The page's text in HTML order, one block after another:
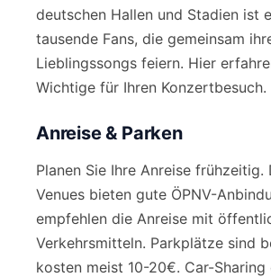
deutschen Hallen und Stadien ist
tausende Fans, die gemeinsam
Lieblingssongs feiern. Hier
Wichtige für Ihren Konzertbesuch.
Anreise & Parken
Planen Sie Ihre Anreise frühzeitig.
Venues bieten gute ÖPNV-
empfehlen die Anreise mit
Verkehrsmitteln. Parkplätze sind
kosten meist 10-20€. Car-Sharing